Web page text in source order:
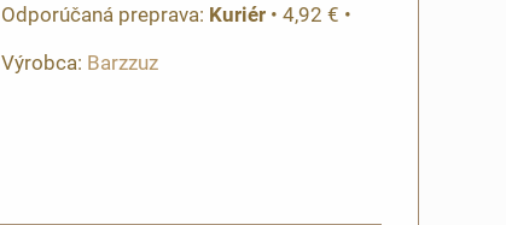
Kuriér • 4,92 € •
Výrobca: Barzzuz